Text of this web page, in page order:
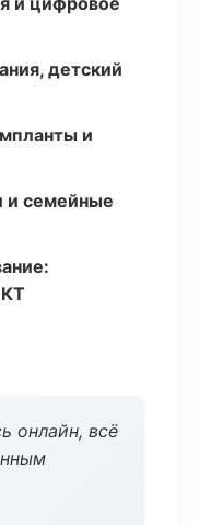
детский
и
и семейные
онлайн, всё